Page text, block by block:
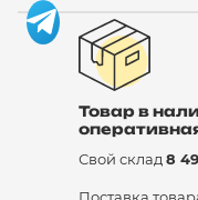
Товар в
Свой склад 8
Поставка